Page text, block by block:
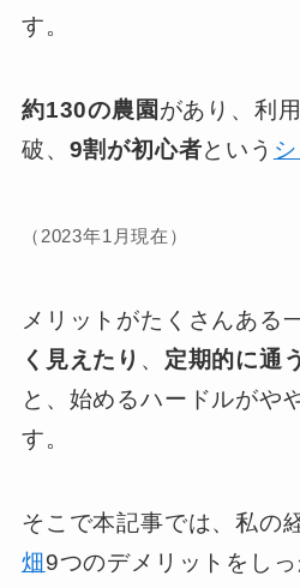
す。
約130の農園 があり、利
破、 9割が初心者という
（2023年1月現在）
メリットがたくさんある
く見えたり 、 定期的に通
と、始めるハードルがや
す。
そこで本記事では、私の
畑 9つのデメリットをし